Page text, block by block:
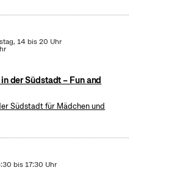
14 bis 20 Uhr
der Südstadt – Fun and
Südstadt für Mädchen und
bis 17:30 Uhr